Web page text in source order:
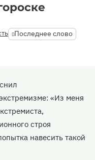
Последнее слово
«Из меня
строя
навесить такой